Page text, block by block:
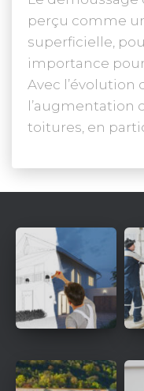
perçu comme
superficielle,
importance
Avec
l’augmentation
toitures, en